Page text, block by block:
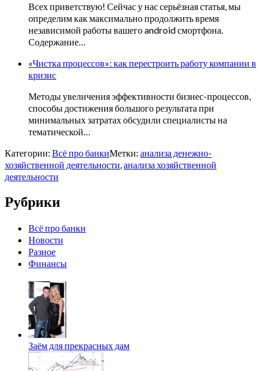
Всех приветствую! Сейчас у нас серьёзная статья, мы
определим как максимально продолжить время
независимой работы вашего android смортфона.
Содержание…
«Чистка процессов»: как перестроить работу компании в
кризис
Методы увеличения эффективности бизнес-процессов,
способы достижения большого результата при
минимальных затратах обсудили специалисты на
тематической…
Категории: Всё про банкиМетки: анализа денежно-
хозяйственной деятельности,анализа хозяйственной
деятельности
Рубрики
Всё про банки
Новости
Разное
Финансы
Заём для прекрасных дам